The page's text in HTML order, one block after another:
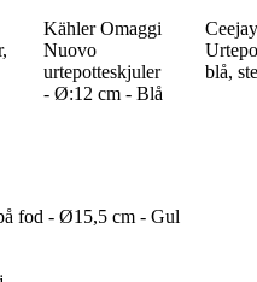
Kähler Omaggi
Nuovo
urtepotteskjuler
- Ø:12 cm - Blå
blå,
fod - Ø15,5 cm - Gul